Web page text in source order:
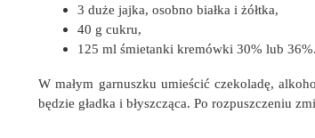
3 duże jajka, osobno białka i żółtka,
40 g cukru,
125 ml śmietanki kremówki 30% lub 36%.
W małym garnuszku umieścić czekoladę,
będzie gładka i błyszcząca. Po rozpuszczeniu